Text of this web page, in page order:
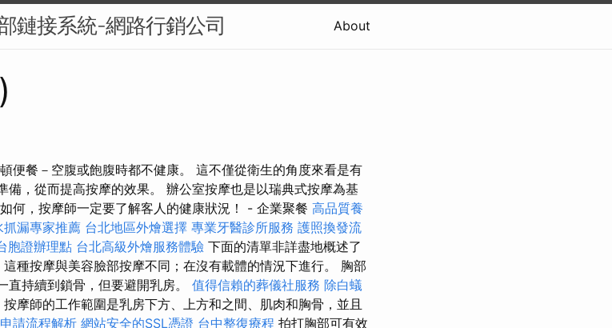
鏈接系統-網路行銷公司 About
便餐－空腹或飽腹時都不健康。 這不僅從衛生的角度來看是有
備，從而提高按摩的效果。 辦公室按摩也是以瑞典式按摩為基
何，按摩師一定要了解客人的健康狀況！ - 企業聚餐 高品質養
抓漏專家推薦 台北地區外燴選擇 專業牙醫診所服務 護照換發流
胞證辦理點 台北高級外燴服務體驗 下面的清單非詳盡地概述了
這種按摩與美容臉部按摩不同；在沒有載體的情況下進行。 胸部
持續到鎖骨，但要避開乳房。 值得信賴的葬儀社服務 除白蟻
按摩師的工作範圍是乳房下方、上方和之間、肌肉和胸骨，並且
請流程解析 網站安全的SSL憑證 台中整復療程 拍打胸部可有效